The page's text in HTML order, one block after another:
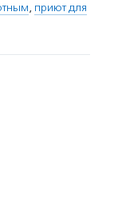
, приют для